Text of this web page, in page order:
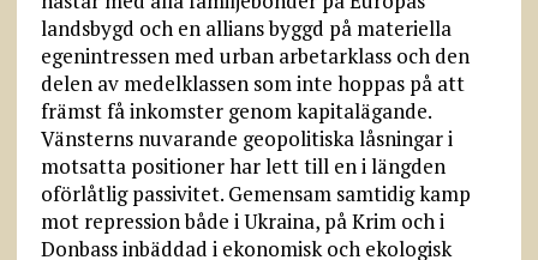
landsbygd och en allians byggd på materiella
egenintressen med urban arbetarklass och den
delen av medel­klassen som inte hoppas på att
främst få inkomster genom kapitalägande.
Vänsterns nuvarande geopolitiska låsningar i
motsatta positioner har lett till en i längden
oförlåtlig passivitet. Gemensam samtidig kamp
mot repression både i Ukraina, på Krim och i
Donbass inbäddad i ekonomisk och ekologisk